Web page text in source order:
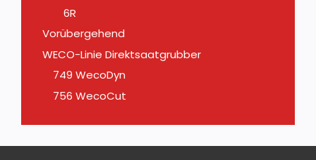
6R
Vorübergehend
WECO-Linie Direktsaatgrubber
749 WecoDyn
756 WecoCut